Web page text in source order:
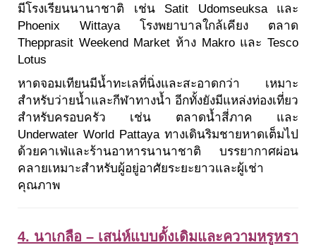
มีโรงเรียนนานาชาติ เช่น Satit Udomseuksa และ
Phoenix Wittaya โรงพยาบาลใกล้เคียง ตลาด
Thepprasit Weekend Market ห้าง Makro และ Tesco
Lotus
หาดจอมเทียนมีน้ำทะเลที่นิ่งและสะอาดกว่า เหมาะ
สำหรับว่ายน้ำและกีฬาทางน้ำ อีกทั้งยังมีแหล่งท่องเที่ยว
สำหรับครอบครัว เช่น ตลาดน้ำสี่ภาค และ
Underwater World Pattaya ทางเดินริมชายหาดเต็มไป
ด้วยคาเฟ่และร้านอาหารนานาชาติ บรรยากาศผ่อน
คลายเหมาะสำหรับผู้อยู่อาศัยระยะยาวและผู้เช่า
คุณภาพ
4. นาเกลือ – เสน่ห์แบบดั้งเดิมและความหรูหรา